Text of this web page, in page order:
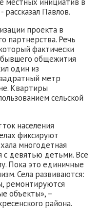
рассказал Павлов.
проекта в
партнерства. Речь
фактически
бывшего общежития
один из
метр
Квартиры
сельской
населения
фиксируют
многодетная
с девятью детьми. Все
Пока это единичные
Села развиваются:
ремонтируются
объекты», –
района.